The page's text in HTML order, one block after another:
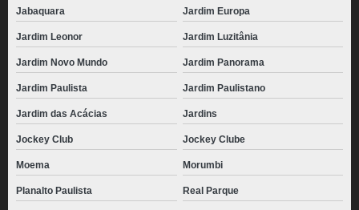
Jabaquara Jardim Europa
Jardim Leonor Jardim Luzitânia
Jardim Novo Mundo Jardim Panorama
Jardim Paulista Jardim Paulistano
Jardim das Acácias Jardins
Jockey Club Jockey Clube
Moema Morumbi
Planalto Paulista Real Parque